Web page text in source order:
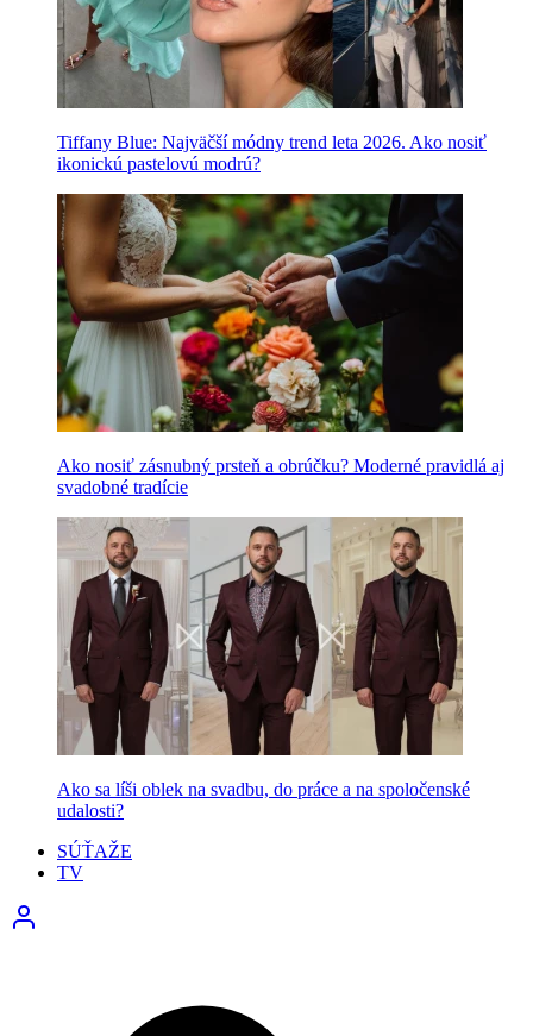
Tiffany Blue: Najväčší módny trend leta 2026. Ako nosiť
ikonickú pastelovú modrú?
Ako nosiť zásnubný prsteň a obrúčku? Moderné pravidlá aj
svadobné tradície
Ako sa líši oblek na svadbu, do práce a na spoločenské
udalosti?
SÚŤAŽE
TV